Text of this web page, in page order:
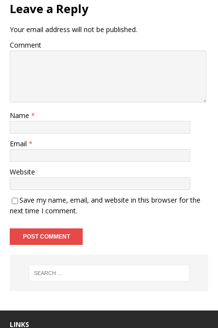
Leave a Reply
Your email address will not be published.
Comment
Name *
Email *
Website
Save my name, email, and website in this browser for the
next time I comment.
LINKS